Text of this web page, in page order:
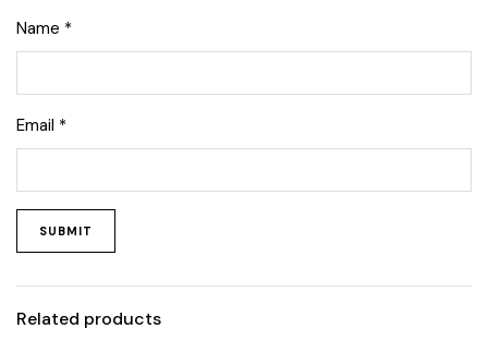
Name *
Email *
Related products